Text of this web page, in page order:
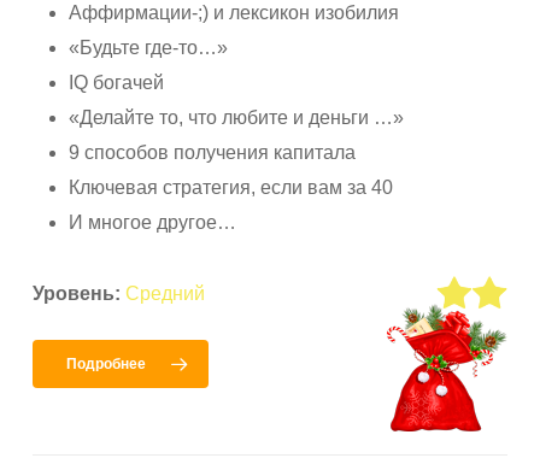
Аффирмации-;) и лексикон изобилия
«Будьте где-то…»
IQ богачей
«Делайте то, что любите и деньги …»
9 способов получения капитала
Ключевая стратегия, если вам за 40
И многое другое…
Уровень: Средний
Подробнее